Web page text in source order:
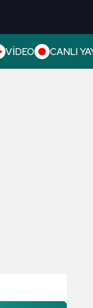
VİDEO CANLI